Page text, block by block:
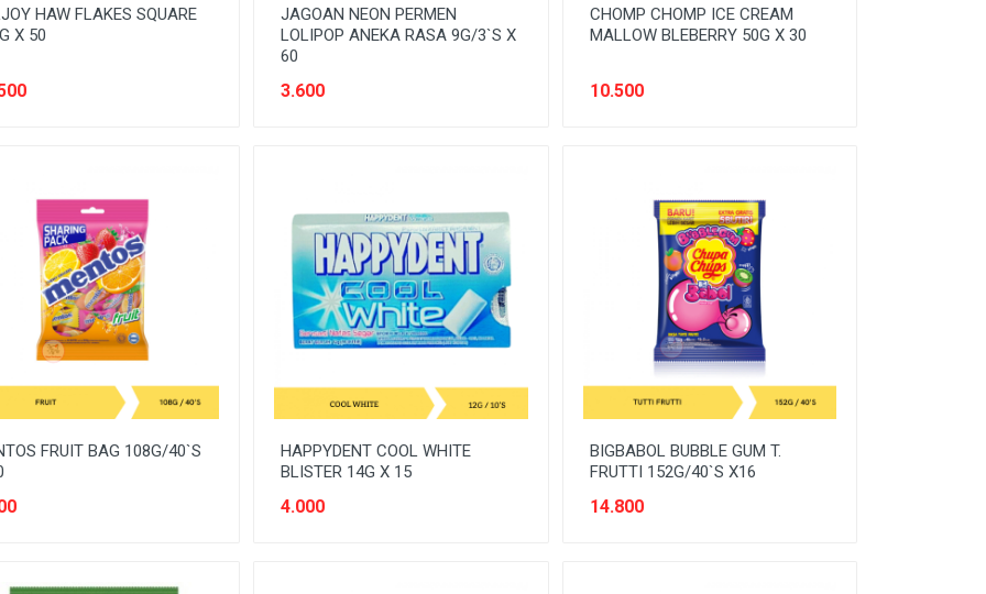
HAW FLAKES SQUARE
X 50
JAGOAN NEON PERMEN
LOLIPOP ANEKA RASA 9G/3`S X
60
3.600
CHOMP CHOMP ICE CREAM
MALLOW BLEBERRY 50G X 30
10.500
FRUIT BAG 108G/40`S
HAPPYDENT COOL WHITE
BLISTER 14G X 15
4.000
BIGBABOL BUBBLE GUM T.
FRUTTI 152G/40`S X16
14.800